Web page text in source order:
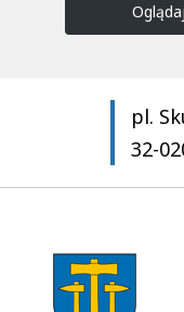
Oglądaj
pl.
32-